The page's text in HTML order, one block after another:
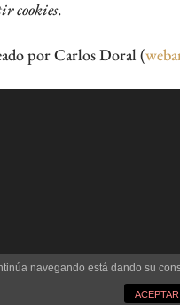
cookies.
por Carlos Doral (
navegando está dando su
ACEPTAR